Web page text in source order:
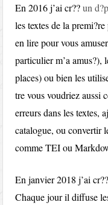
En 2016 j’ai cr??un
les textes de la
en lire pour vous
particulier m’a amus?),
places) ou bien les
tre vous voudriez aussi
erreurs dans les textes,
catalogue, ou convertir
comme TEI ou
En janvier 2018 j’ai
Chaque jour il diffuse